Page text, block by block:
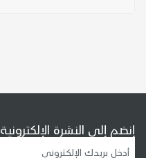
إنضم إلى النشرة الإلكترونية